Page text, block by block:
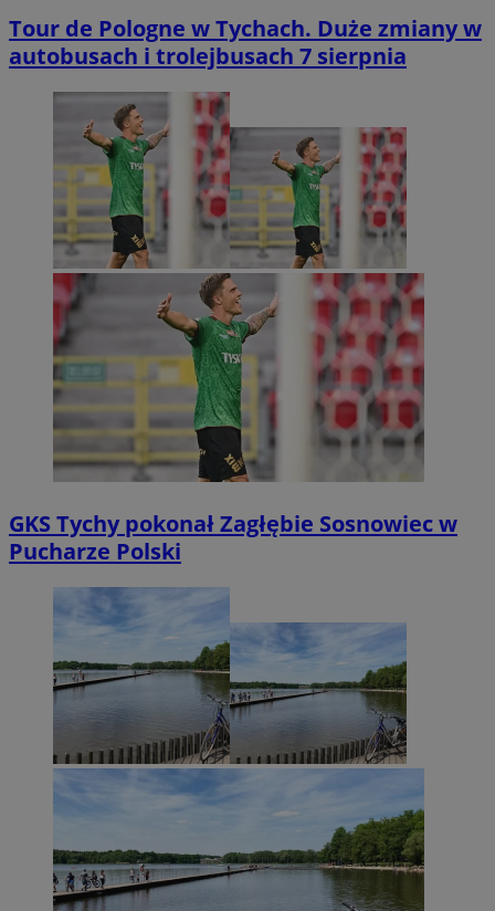
Tour de Pologne w Tychach. Duże zmiany w
autobusach i trolejbusach 7 sierpnia
GKS Tychy pokonał Zagłębie Sosnowiec w
Pucharze Polski